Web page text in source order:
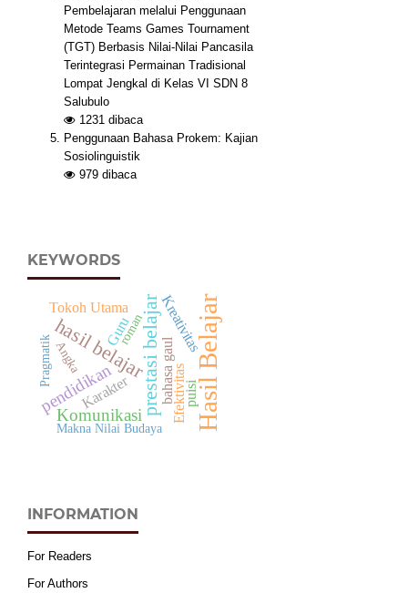
Pembelajaran melalui Penggunaan
Metode Teams Games Tournament
(TGT) Berbasis Nilai-Nilai Pancasila
Terintegrasi Permainan Tradisional
Lompat Jengkal di Kelas VI SDN 8
Salubulo
1231 dibaca
Penggunaan Bahasa Prokem: Kajian
Sosiolinguistik
979 dibaca
KEYWORDS
Hasil Belajar
prestasi belajar
hasil belajar
pendidikan
Komunikasi
Tokoh Utama
bahasa gaul
Karakter puisi
Efektivitas
Guru Kreativitas
roman
Makna Nilai Budaya
Angka
Pragmatik
INFORMATION
For Readers
For Authors